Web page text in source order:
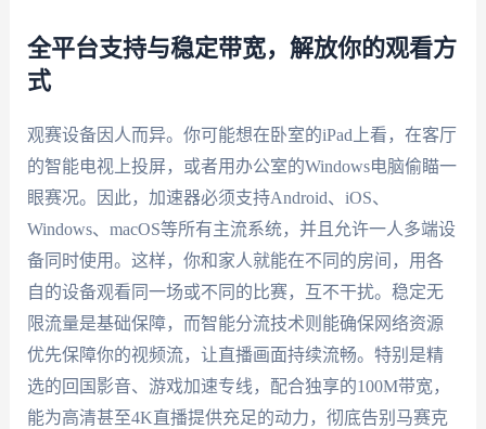
全平台支持与稳定带宽，解放你的观看方
式
观赛设备因人而异。你可能想在卧室的iPad上看，在客厅
的智能电视上投屏，或者用办公室的Windows电脑偷瞄一
眼赛况。因此，加速器必须支持Android、iOS、
Windows、macOS等所有主流系统，并且允许一人多端设
备同时使用。这样，你和家人就能在不同的房间，用各
自的设备观看同一场或不同的比赛，互不干扰。稳定无
限流量是基础保障，而智能分流技术则能确保网络资源
优先保障你的视频流，让直播画面持续流畅。特别是精
选的回国影音、游戏加速专线，配合独享的100M带宽，
能为高清甚至4K直播提供充足的动力，彻底告别马赛克